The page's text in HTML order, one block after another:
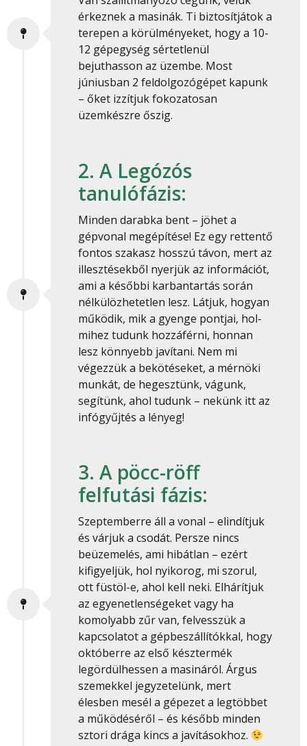
érkeznek a masinák. Ti biztosítjátok a
terepen a körülményeket, hogy a 10-
12 gépegység sértetlenül
bejuthasson az üzembe. Most
júniusban 2 feldolgozógépet kapunk
– őket izzítjuk fokozatosan
üzemkészre őszig.
2. A Legózós
tanulófázis:
Minden darabka bent – jöhet a
gépvonal megépítése! Ez egy rettentő
fontos szakasz hosszú távon, mert az
illesztésekből nyerjük az információt,
ami a későbbi karbantartás során
nélkülözhetetlen lesz. Látjuk, hogyan
működik, mik a gyenge pontjai, hol-
mihez tudunk hozzáférni, honnan
lesz könnyebb javítani. Nem mi
végezzük a bekötéseket, a mérnöki
munkát, de hegesztünk, vágunk,
segítünk, ahol tudunk – nekünk itt az
infógyűjtés a lényeg!
3. A pöcc-röff
felfutási fázis:
Szeptemberre áll a vonal – elindítjuk
és várjuk a csodát. Persze nincs
beüzemelés, ami hibátlan – ezért
kifigyeljük, hol nyikorog, mi szorul,
ott füstöl-e, ahol kell neki. Elhárítjuk
az egyenetlenségeket vagy ha
komolyabb zűr van, felvesszük a
kapcsolatot a gépbeszállítókkal, hogy
októberre az első késztermék
legördülhessen a masináról. Árgus
szemekkel jegyzetelünk, mert
élesben mesél a gépezet a legtöbbet
a működéséről – és később minden
sztori drága kincs a javításokhoz.